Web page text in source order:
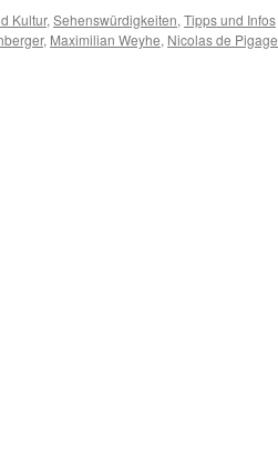
Kultur, Sehenswürdigkeiten, Tipps und Infos
, Maximilian Weyhe, Nicolas de Pigage